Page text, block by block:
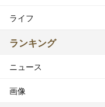
ライフ
ランキング
ニュース
画像